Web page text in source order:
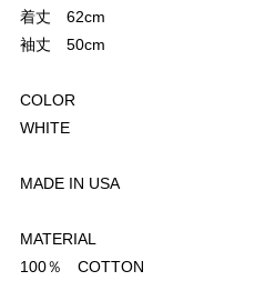
着丈 62cm
袖丈 50cm
COLOR
WHITE
MADE IN USA
MATERIAL
100％ COTTON